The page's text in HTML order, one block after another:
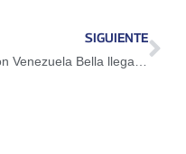
SIGUIENTE
Misión Venezuela Bella llega al estado Aragua